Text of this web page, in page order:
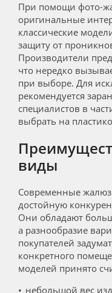
При помощи фото-
оригинальные
классические
защиту от
Производители
что нередко
при выборе. Для
рекомендуется
специалистов в
выбрать на
виды
Современные
достойную
Они обладают
а разнообразие
покупателей
конкретного
моделей принято
небольшой вес